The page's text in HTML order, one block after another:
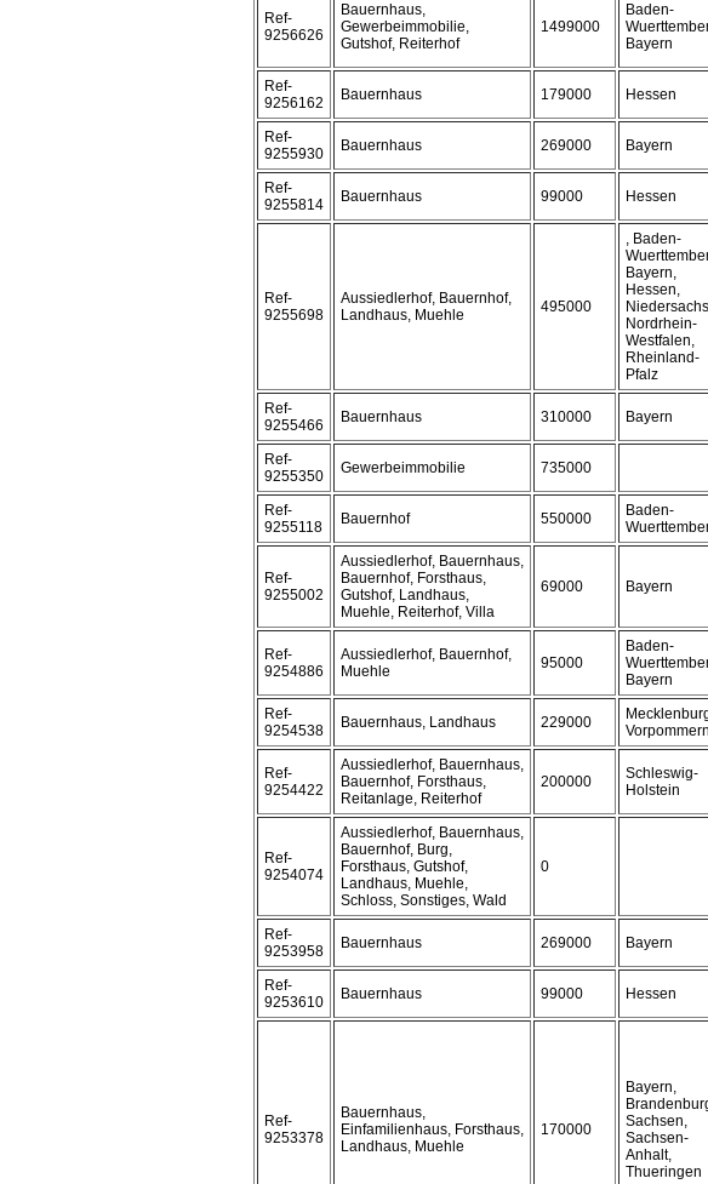
Ref-
9256626
Bauernhaus,
Gewerbeimmobilie,
Gutshof, Reiterhof
1499000
Baden-
Bayern
Ref-
9256162
Bauernhaus 179000 Hessen
Ref-
9255930
Bauernhaus 269000 Bayern
Ref-
9255814
Bauernhaus 99000 Hessen
Ref-
9255698
Aussiedlerhof, Bauernhof,
Landhaus, Muehle
495000
, Baden-
Bayern,
Hessen,
Nordrhein-
Westfalen,
Rheinland-
Pfalz
Ref-
9255466
Bauernhaus 310000 Bayern
Ref-
9255350
Gewerbeimmobilie 735000
Ref-
9255118
Bauernhof 550000
Baden-
Ref-
9255002
Aussiedlerhof, Bauernhaus,
Bauernhof, Forsthaus,
Gutshof, Landhaus,
Muehle, Reiterhof, Villa
69000 Bayern
Ref-
9254886
Aussiedlerhof, Bauernhof,
Muehle
95000
Baden-
Bayern
Ref-
9254538
Bauernhaus, Landhaus 229000
Vorpommern
Ref-
9254422
Aussiedlerhof, Bauernhaus,
Bauernhof, Forsthaus,
Reitanlage, Reiterhof
200000
Schleswig-
Holstein
Ref-
9254074
Aussiedlerhof, Bauernhaus,
Bauernhof, Burg,
Forsthaus, Gutshof,
Landhaus, Muehle,
Schloss, Sonstiges, Wald
0
Ref-
9253958
Bauernhaus 269000 Bayern
Ref-
9253610
Bauernhaus 99000 Hessen
Ref-
9253378
Bauernhaus,
Einfamilienhaus, Forsthaus,
Landhaus, Muehle
170000
Bayern,
Sachsen,
Sachsen-
Anhalt,
Thueringen